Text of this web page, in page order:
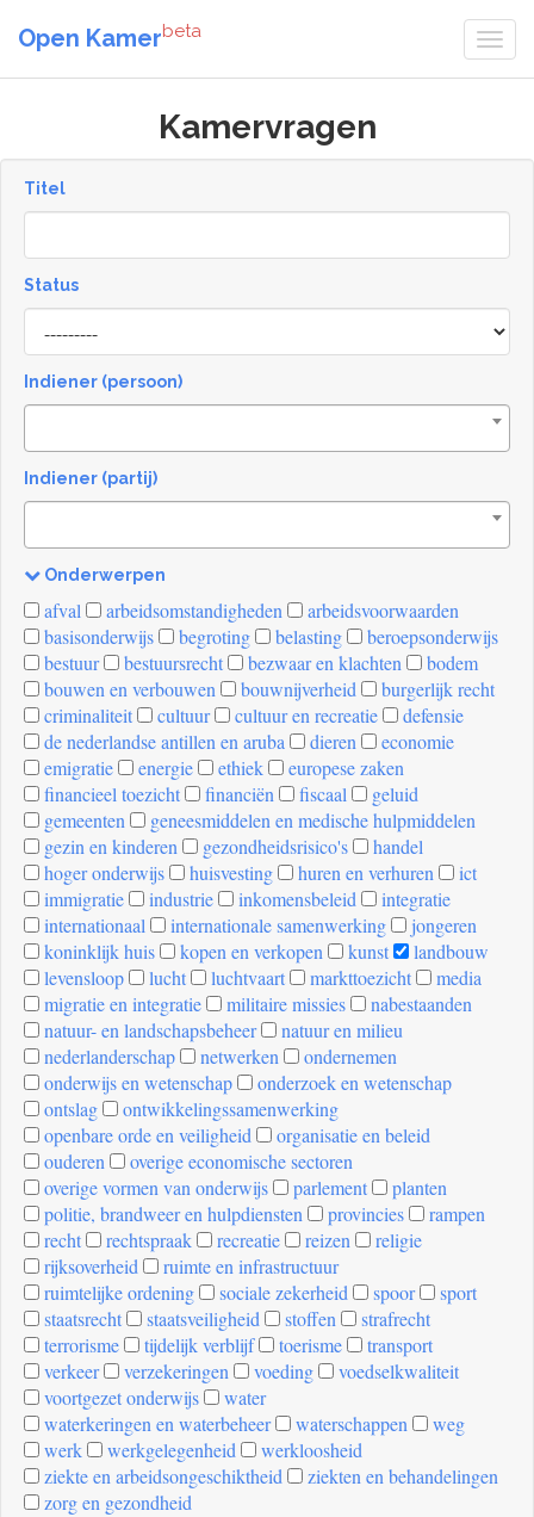
Open Kamerbeta
Kamervragen
Titel
Status
[invalid
name]
Indiener (persoon)
Indiener (partij)
Onderwerpen
[invalid
name]
afval arbeidsomstandigheden
arbeidsvoorwaarden
basisonderwijs
begroting belasting
beroepsonderwijs
bestuur
bestuursrecht bezwaar en klachten
bodem
bouwen en verbouwen
bouwnijverheid
burgerlijk recht
criminaliteit
cultuur cultuur en recreatie
defensie
de nederlandse antillen en aruba
dieren
economie
emigratie
energie ethiek
europese zaken
financieel toezicht
financiën fiscaal
geluid
gemeenten
geneesmiddelen en medische hulpmiddelen
gezin en kinderen
gezondheidsrisico's
handel
hoger onderwijs
huisvesting huren en verhuren
ict
immigratie
industrie inkomensbeleid
integratie
internationaal
internationale samenwerking
jongeren
koninklijk huis
kopen en verkopen kunst
landbouw
levensloop
lucht luchtvaart markttoezicht
media
migratie en integratie
militaire missies
nabestaanden
natuur- en landschapsbeheer
natuur en milieu
nederlanderschap
netwerken
ondernemen
onderwijs en wetenschap
onderzoek en wetenschap
ontslag
ontwikkelingssamenwerking
openbare orde en veiligheid
organisatie en beleid
ouderen
overige economische sectoren
overige vormen van onderwijs
parlement
planten
politie, brandweer en hulpdiensten
provincies
rampen
recht
rechtspraak recreatie reizen
religie
rijksoverheid
ruimte en infrastructuur
ruimtelijke ordening
sociale zekerheid spoor
sport
staatsrecht
staatsveiligheid stoffen
strafrecht
terrorisme
tijdelijk verblijf toerisme
transport
verkeer
verzekeringen voeding
voedselkwaliteit
voortgezet onderwijs
water
waterkeringen en waterbeheer
waterschappen
weg
werk
werkgelegenheid
werkloosheid
ziekte en arbeidsongeschiktheid
ziekten en behandelingen
zorg en gezondheid